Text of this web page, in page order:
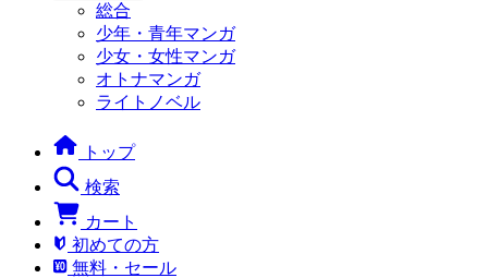
総合
少年・青年マンガ
少女・女性マンガ
オトナマンガ
ライトノベル
トップ
検索
カート
初めての方
無料・セール